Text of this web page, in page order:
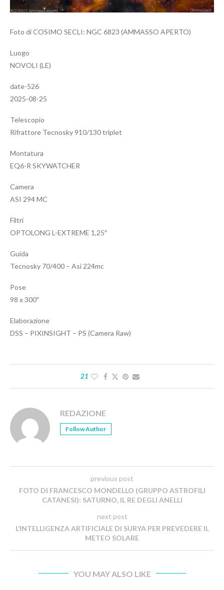
Foto di COSIMO SECLI: NGC 6823 (AMMASSO APERTO)
Luogo
NOVOLI (LE)
date-526
2025-08-25
Telescopio
Rifrattore Tecnosky 910/130 triplet
Montatura
EQ6-R SKYWATCHER
Camera
ASI 294 MC
Filtri
OPTOLONG L-EXTREME 1,25″
Guida
Tecnosky 70/400 – Asi 224mc
Pose
98 x 300″
Elaborazione
DSS – PIXINSIGHT – PS (Camera Raw)
21
REDAZIONE
Follow Author
previous post
FOTO DI FRANCESCO MONDELLO (GRUPPO ASTROFILI
CATANESI): SATURNO, IL RE DEGLI ANELLI
next post
L’INTELLIGENZA ARTIFICIALE DI SURYA PER PREVEDERE IL
METEO SOLARE
YOU MAY ALSO LIKE